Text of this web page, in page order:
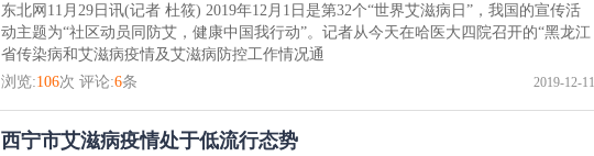
东北网11月29日讯(记者 杜筱) 2019年12月1日是第32个“世界艾滋病日”，我国的宣传活
动主题为“社区动员同防艾，健康中国我行动”。记者从今天在哈医大四院召开的“黑龙江
省传染病和艾滋病疫情及艾滋病防控工作情况通
浏览:106次 评论:6条 2019-12-11
西宁市艾滋病疫情处于低流行态势